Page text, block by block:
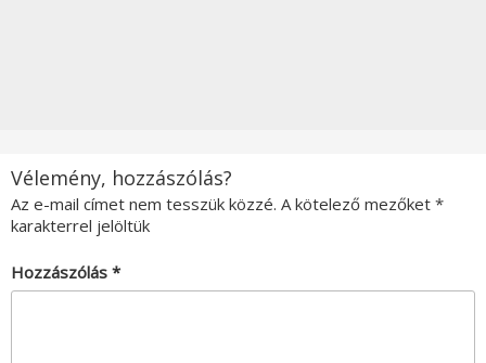
Vélemény, hozzászólás?
Az e-mail címet nem tesszük közzé. A kötelező mezőket *
karakterrel jelöltük
Hozzászólás *